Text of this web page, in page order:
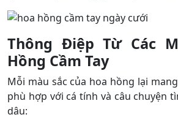
Thông Điệp Từ Các
Hồng Cầm Tay
Mỗi màu sắc của hoa hồng lại
phù hợp với cá tính và câu chuyện
dâu: